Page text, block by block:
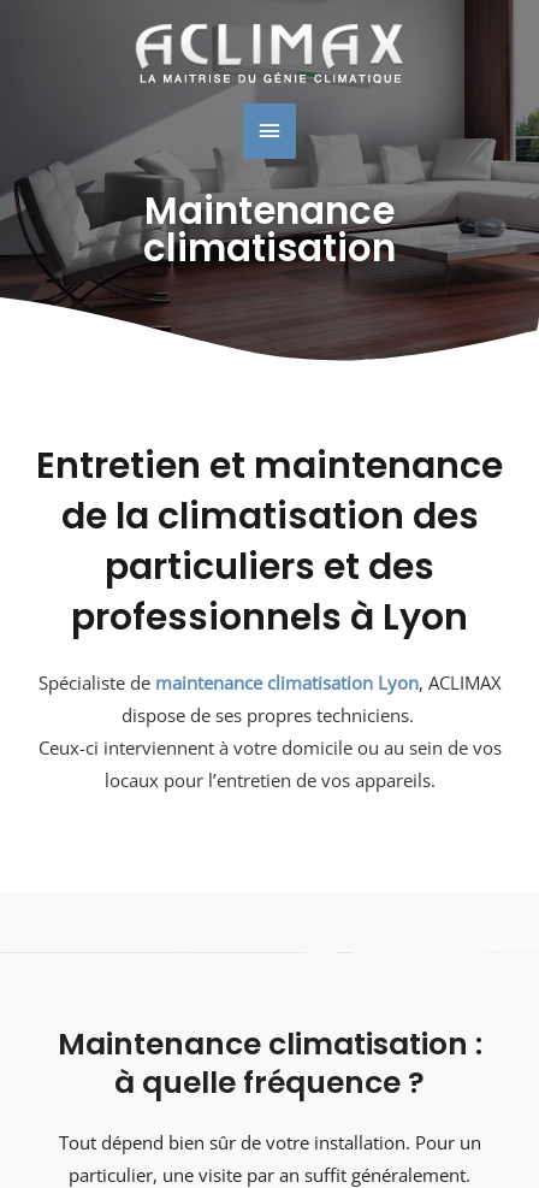
Menu
Principal
Maintenance
climatisation
Entretien et maintenance
de la climatisation des
particuliers et des
professionnels à Lyon
Spécialiste de maintenance climatisation Lyon, ACLIMAX
dispose de ses propres techniciens.
Ceux-ci interviennent à votre domicile ou au sein de vos
locaux pour l’entretien de vos appareils.
Maintenance climatisation :
à quelle fréquence ?
Tout dépend bien sûr de votre installation. Pour un
particulier, une visite par an suffit généralement.